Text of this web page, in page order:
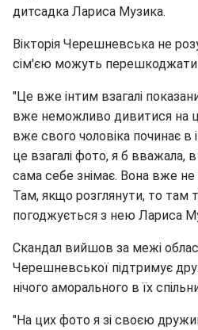
дитсадка Лариса Музика.
Вікторія Черешневська не
сім'єю можуть перешкоджати
"Це вже інтим взагалі
вже неможливо дивитися на
вже свого чоловіка починає в
це взагалі фото, я б вважала,
сама себе знімає. Вона вже
Там, якщо розглянути, то там
погоджується з нею Лариса
Скандал вийшов за межі
Черешневської підтримує
нічого аморального в їх
"На цих фото я зі своєю